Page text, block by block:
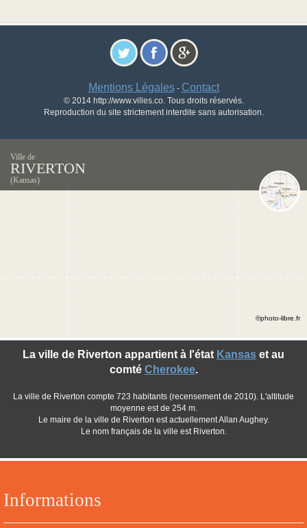
Mentions Légales- Contact
© 2014 http://www.villes.co. Tous droits réservés.
Reproduction du site strictement interdite sans autorisation.
Ville de
RIVERTON
(Kansas)
Informations
La ville de Riverton appartient à l'état Kansas et au
comté Cherokee.
La ville de Riverton compte 723 habitants (recensement de 2010). L'altitude
moyenne est de 254 m.
Le maire de la ville de Riverton est actuellement Allan Aughey.
Le nom français de la ville est Riverton.
©photo-libre.fr